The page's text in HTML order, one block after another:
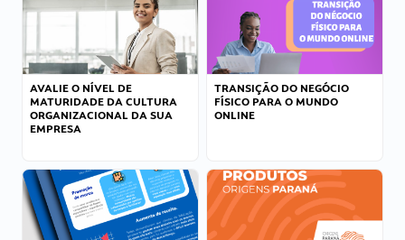
AVALIE O NÍVEL DE
MATURIDADE DA CULTURA
ORGANIZACIONAL DA SUA
EMPRESA
TRANSIÇÃO DO NEGÓCIO
FÍSICO PARA O MUNDO
ONLINE